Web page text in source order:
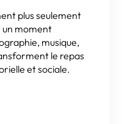
plus seulement
un moment
musique,
le repas
et sociale.